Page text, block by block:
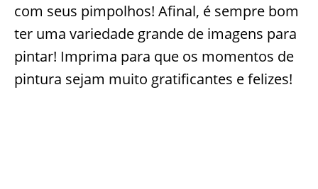
com seus pimpolhos! Afinal, é sempre bom
ter uma variedade grande de imagens para
pintar! Imprima para que os momentos de
pintura sejam muito gratificantes e felizes!